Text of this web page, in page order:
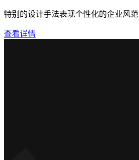
特别的设计手法表现个性化的企业风范
查看详情